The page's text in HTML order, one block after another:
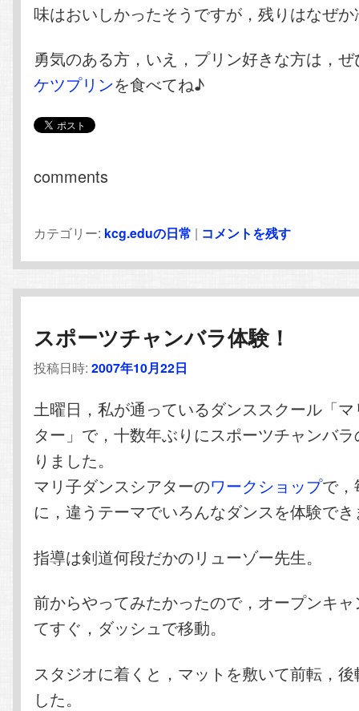
味はおいしかったそうですが，残りはなぜ
勇気のある方，いえ，プリン好きな方は，ぜ
ケツプリンを食べてね♪
comments
カテゴリー: kcg.eduの日常 | コメントを残す
スポーツチャンバラ体験！
投稿日時:2007年10月22日
土曜日，私が通っているダンススクール「
ター」で，十数年ぶりにスポーツチャンバ
りました。
マリ子ダンスシアターのワークショップで，
に，違うテーマでいろんなダンスを体験で
指導は剣道何段だかのリューゾー先生。
前からやってみたかったので，オープンキ
てすぐ，ダッシュで移動。
スタジオに着くと，マットを敷いて前転，
した。